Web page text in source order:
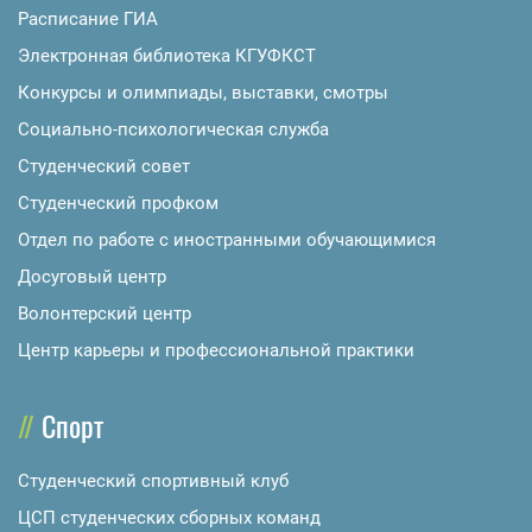
Расписание ГИА
Электронная библиотека КГУФКСТ
Конкурсы и олимпиады, выставки, смотры
Социально-психологическая служба
Студенческий совет
Студенческий профком
Отдел по работе с иностранными обучающимися
Досуговый центр
Волонтерский центр
Центр карьеры и профессиональной практики
Спорт
Студенческий спортивный клуб
ЦСП студенческих сборных команд